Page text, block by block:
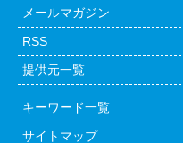
メールマガジン
RSS
提供元一覧
キーワード一覧
サイトマップ